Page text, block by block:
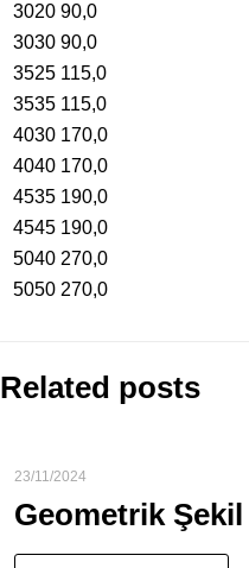
3020 90,0
3030 90,0
3525 115,0
3535 115,0
4030 170,0
4040 170,0
4535 190,0
4545 190,0
5040 270,0
5050 270,0
Related posts
23/11/2024
Geometrik Şekil